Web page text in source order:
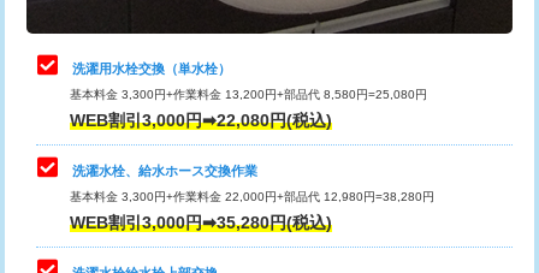
管・ポリ管・HT管使用/3ｍまで)
給水管工事※（ライニング鋼管・銅
管・ポリ管・HT管使用/3ｍ超え)
排水管工事（土の掘削・埋め戻し作
業）
排水管工事（排水管工事/3ｍまで） 55,000円
排水管工事（追加 排水管工事/3ｍ超
止水・漏水調査・防水処理・清掃・修
理・調整・分解・加工など（中作業）
22,000円
止水・漏水調査・防水処理・清掃・修
理・調整・分解・加工など（重作業）
33,000円
キッチンタンク脱着
その他部品の脱着
洗濯用水栓交換（単水栓）
基本料金 3,300円+作業料金 13,200円+部品代 8,580円=25,080円
WEB割引3,000円➡22,080円(税込)
洗濯水栓、給水ホース交換作業
基本料金 3,300円+作業料金 22,000円+部品代 12,980円=38,280円
WEB割引3,000円➡35,280円(税込)